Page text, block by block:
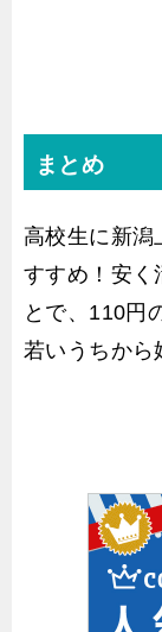
まとめ
高校生に新
すすめ！安く
とで、110円
若いうちから